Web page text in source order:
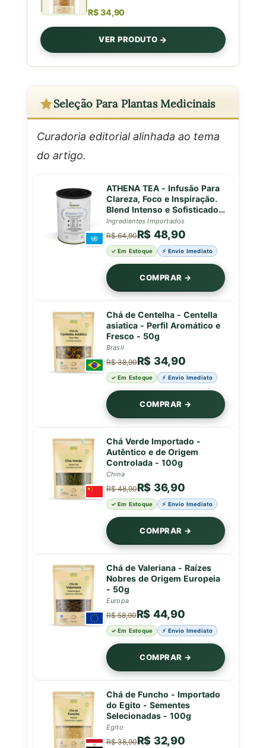
R$ 34,90
VER PRODUTO
Seleção Para Plantas Medicinais
Curadoria editorial alinhada ao tema
do artigo.
ATHENA TEA - Infusão Para
Clareza, Foco e Inspiração.
Blend Intenso e Sofisticado
Para Decisões Sábias e
Mentes Brilhantes - 50g
Ingredientes Importados
R$ 64,90R$ 48,90
✓ Em Estoque ⚡ Envio Imediato
COMPRAR →
Chá de Centelha - Centella
asiatica - Perfil Aromático e
Fresco - 50g
Brasil
R$ 38,90R$ 34,90
✓ Em Estoque ⚡ Envio Imediato
COMPRAR →
Chá Verde Importado -
Autêntico e de Origem
Controlada - 100g
China
R$ 48,90R$ 36,90
✓ Em Estoque ⚡ Envio Imediato
COMPRAR →
Chá de Valeriana - Raízes
Nobres de Origem Europeia
- 50g
Europa
R$ 58,90R$ 44,90
✓ Em Estoque ⚡ Envio Imediato
COMPRAR →
Chá de Funcho - Importado
do Egito - Sementes
Selecionadas - 100g
Egito
R$ 38,90R$ 32,90